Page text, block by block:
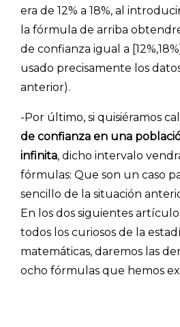
era de 12% a 18%, al
la fórmula de arriba
de confianza igual a
usado precisamente los
anterior).
-Por último, si quisiéramos
de confianza en una
infinita, dicho intervalo
fórmulas: Que son un caso
sencillo de la situación
En los dos siguientes
todos los curiosos de la
matemáticas, daremos las
ocho fórmulas que hemos